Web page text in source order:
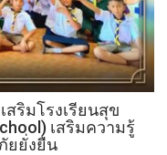
สริมโรงเรียนสุข
เสริมความรู้
ยยั่งยืน